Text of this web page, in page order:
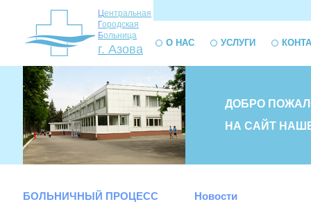
Центральная
Городская
Больница
г. Азова О НАС УСЛУГИ
ДОБРО
НА САЙТ
БОЛЬНИЧНЫЙ ПРОЦЕСС Новости